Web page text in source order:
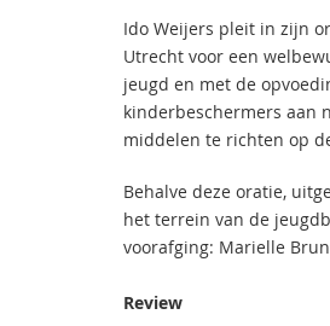
Ido Weijers pleit in zijn
Utrecht voor een
jeugd en met de
kinderbeschermers aan
middelen te richten op
Behalve deze oratie,
het terrein van de
voorafging: Marielle
Review